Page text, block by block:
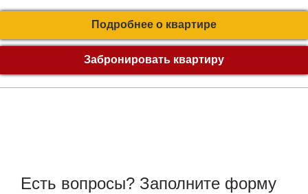
Подробнее о квартире
Забронировать квартиру
Есть вопросы? Заполните форму